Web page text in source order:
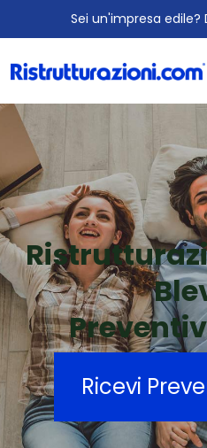
Sei un'impresa edile?
Ricevi